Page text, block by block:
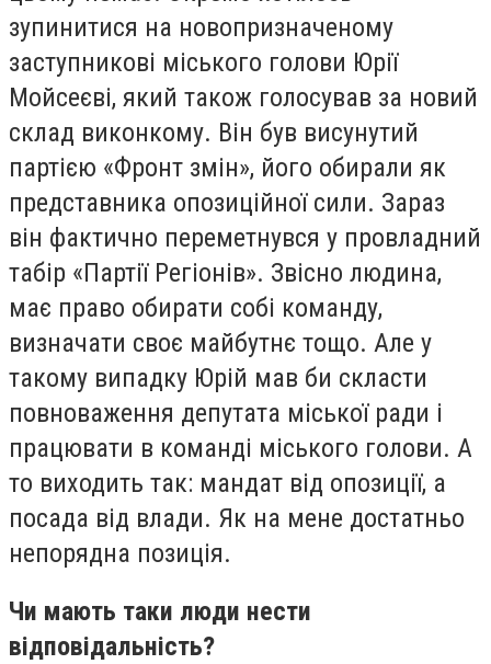
зупинитися на новопризначеному
заступникові міського голови Юрії
Мойсеєві, який також голосував за новий
склад виконкому. Він був висунутий
партією «Фронт змін», його обирали як
представника опозиційної сили. Зараз
він фактично переметнувся у провладний
табір «Партії Регіонів». Звісно людина,
має право обирати собі команду,
визначати своє майбутнє тощо. Але у
такому випадку Юрій мав би скласти
повноваження депутата міської ради і
працювати в команді міського голови. А
то виходить так: мандат від опозиції, а
посада від влади. Як на мене достатньо
непорядна позиція.
Чи мають таки люди нести
відповідальність?